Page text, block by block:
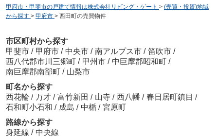
甲府市・甲斐市の戸建て情報は株式会社リビング・ゲート > (売買・投資)地域
から探す > 甲府市 > 西田町の売買物件
市区町村から探す
甲斐市 / 甲府市 / 中央市 / 南アルプス市 / 笛吹市 /
西八代郡市川三郷町 / 甲州市 / 中巨摩郡昭和町 /
南巨摩郡南部町 / 山梨市
町名から探す
西花輪 / 万才 / 富竹新田 / 山寺 / 西八幡 / 春日居町鎮目 /
石和町小石和 / 成島 / 中楯 / 宮原町
路線から探す
身延線 / 中央線